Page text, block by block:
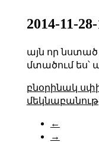
2014-11-
այն որ
մտածում ես՝
բնօրինակ
←
→